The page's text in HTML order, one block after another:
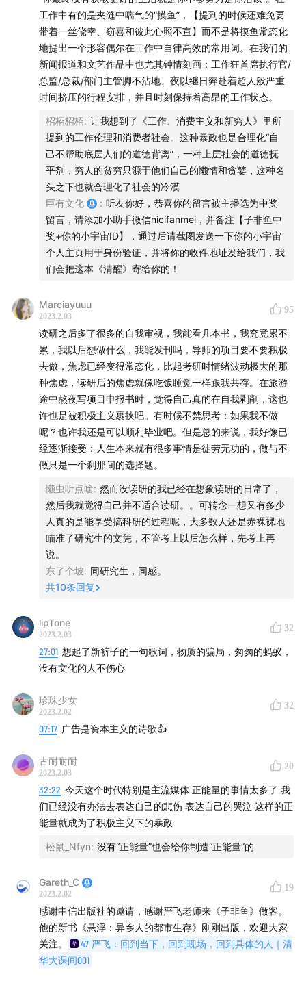
忆，远大于我吸收的知识。
等到真正解放以后，开眼看看世界，再回头看以前，真的又
心疼又佩服自己当年的意志力，真活下来的都是勇士。
工作中有的是夹缝中喘气的“摸鱼”，【提到的时候还难免要
带着一丝侥幸、窃喜和彼此心照不宣】而不是将摸鱼常态化
地提出一个形容偶尔在工作中自律高效的常用词。在我们的
新闻报道和文艺作品中也尤其钟情刻画：工作狂首席执行官/
总监/总裁/部门主管脚不沾地、夜以继日奔赴着超人般严重
时间挤压的行程安排，并且时刻保持着高昂的工作状态。
柖柖柖柖: 让我想到了《工作、消费主义和新穷人》里所
提到的工作伦理和消费者社会。这种暴政也是合理化“自
己不帮助底层人们的道德背离”，一种上层社会的道德抚
平剂，穷人的贫穷只源于他们自己的懒惰和贪婪，这种名
头之下也就合理化了社会的冷漠
巨有文化
: 听友你好，恭喜你的留言被主播选为中奖
留言，请添加小助手微信nicifanmei，并备注【子非鱼中
奖+你的小宇宙ID】，通过后请截图发送一下你的小宇宙
个人主页用于身份验证，并将你的收件地址发给我们，我
们会把这本《清醒》寄给你的！
Marciayuuu
2023.2.03
95
读研之后多了很多的自我审视，我能看几本书，我究竟累不
累，我以后想做什么，我能发刊吗，导师的项目要不要积极
去做，焦虑已经变得常态化，比起考研时情绪波动极大的那
种焦虑，读研后的焦虑就像吃饭睡觉一样跟我共存。在旅游
途中熬夜写项目申报书时，觉得自己真的在自我剥削，这也
许也是被积极主义裹挟吧。有时候不禁思考：如果我不做
呢？也许我还是可以顺利毕业吧。但是总的来说，我好像已
经逐渐接受：人生本来就有很多事情是徒劳无功的，做与不
做只是一个刹那间的选择题。
懒虫听点啥: 然而没读研的我已经在想象读研的日常了，
然后我就觉得自己并不适合读研。。可转念一想又有多少
人真的是能享受搞科研的过程呢，大多数人还是赤裸裸地
瞄准了研究生的文凭，不管考上以后怎么样，先考上再
说。
东了个坡: 同研究生，同感。
共10条回复
lipTone
2023.2.03
32
27:01 想起了新裤子的一句歌词，物质的骗局，匆匆的蚂蚁，
没有文化的人不伤心
珍珠少女
2023.2.02
32
07:17 广告是资本主义的诗歌👍
古耐耐耐
2023.2.03
20
32:22 今天这个时代特别是主流媒体 正能量的事情太多了 我
们已经没有办法去表达自己的悲伤 表达自己的哭泣 这样的正
能量就成为了积极主义下的暴政
松鼠_Nfyn: 没有“正能量”也会给你制造“正能量”的
Gareth_C
2023.2.02
19
感谢中信出版社的邀请，感谢严飞老师来《子非鱼》做客。
他的新书《悬浮：异乡人的都市生存》刚刚出版，欢迎大家
关注。
47 严飞：回到当下，回到现场，回到具体的人｜清
华大课间001